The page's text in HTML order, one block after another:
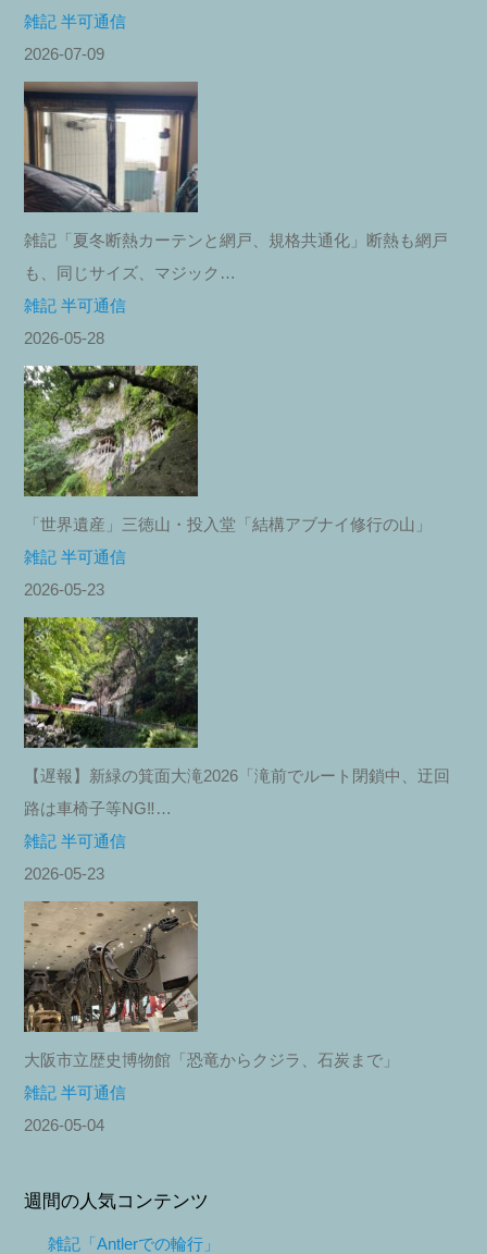
雑記 半可通信
2026-07-09
雑記「夏冬断熱カーテンと網戸、規格共通化」断熱も網戸
も、同じサイズ、マジック…
雑記 半可通信
2026-05-28
「世界遺産」三徳山・投入堂「結構アブナイ修行の山」
雑記 半可通信
2026-05-23
【遅報】新緑の箕面大滝2026「滝前でルート閉鎖中、迂回
路は車椅子等NG‼︎…
雑記 半可通信
2026-05-23
大阪市立歴史博物館「恐竜からクジラ、石炭まで」
雑記 半可通信
2026-05-04
週間の人気コンテンツ
雑記「Antlerでの輪行」